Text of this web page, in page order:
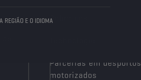
REGIÃO E O IDIOMASobre nós
Parcerias em desportos
motorizados